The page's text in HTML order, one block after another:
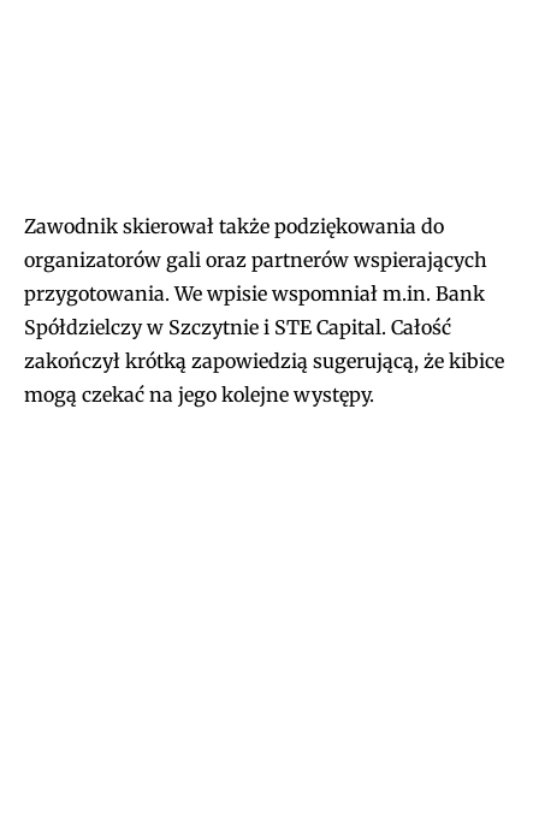
Zawodnik skierował także podziękowania do
organizatorów gali oraz partnerów wspierających
przygotowania. We wpisie wspomniał m.in. Bank
Spółdzielczy w Szczytnie i STE Capital. Całość
zakończył krótką zapowiedzią sugerującą, że kibice
mogą czekać na jego kolejne występy.